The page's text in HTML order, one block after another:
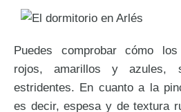
Puedes comprobar cómo
rojos, amarillos y azules,
estridentes. En cuanto a la
es decir, espesa y de textura